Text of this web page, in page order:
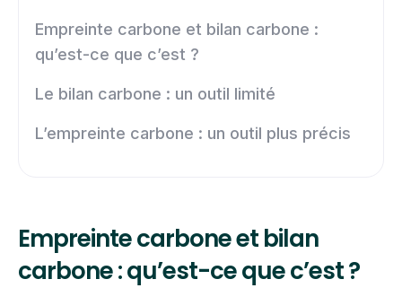
Empreinte carbone et bilan carbone :
qu’est-ce que c’est ?
Le bilan carbone : un outil limité
L’empreinte carbone : un outil plus précis
Empreinte carbone et bilan
carbone : qu’est-ce que c’est ?